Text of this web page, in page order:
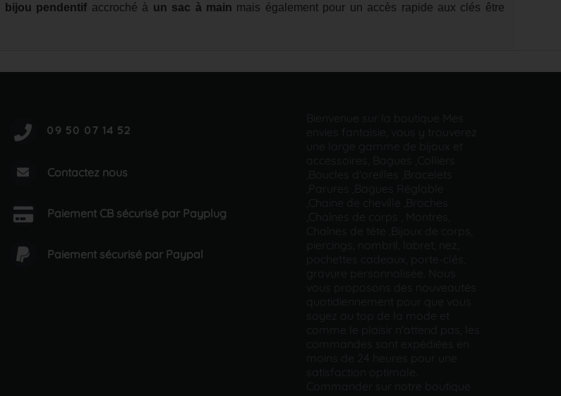
bijou pendentif accroché à un sac à main mais également pour un accès rapide aux clés être
Contactez nous
Paiement CB sécurisé par Payplug
Paiement sécurisé par Paypal